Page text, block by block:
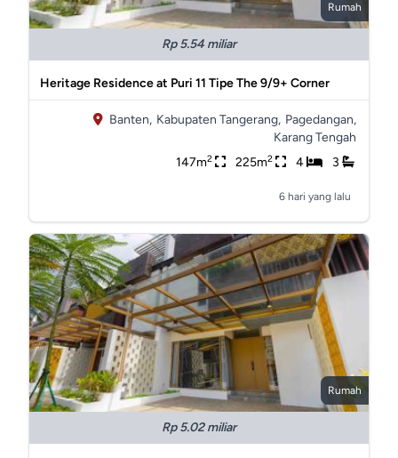
Rumah
Rp 5.54 miliar
Heritage Residence at Puri 11 Tipe The 9/9+ Corner
Banten, Kabupaten Tangerang, Pagedangan,
Karang Tengah
147m2 225m2 4 3
6 hari yang lalu
Rumah
Rp 5.02 miliar